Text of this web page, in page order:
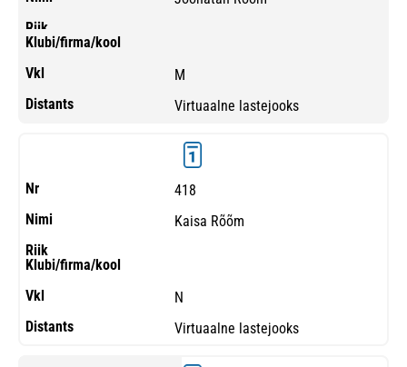
M
Virtuaalne lastejooks
418
Kaisa Rõõm
N
Virtuaalne lastejooks